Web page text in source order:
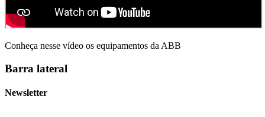
Conheça nesse vídeo os equipamentos da ABB
Barra lateral
Newsletter